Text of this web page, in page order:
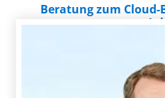
Beratung zum Cloud-